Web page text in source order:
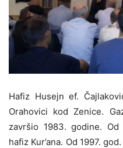
Hafiz Husejn ef.
Orahovici kod Zenice.
završio 1983. godine.
hafiz Kur’ana. Od 1997.